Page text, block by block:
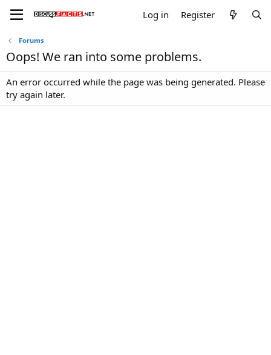
Log in Register
Forums
Oops! We ran into some problems.
An error occurred while the page was being generated. Please
try again later.